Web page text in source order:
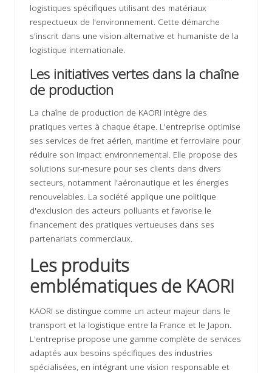
logistiques spécifiques utilisant des matériaux
respectueux de l'environnement. Cette démarche
s'inscrit dans une vision alternative et humaniste de la
logistique internationale.
Les initiatives vertes dans la chaîne
de production
La chaîne de production de KAORI intègre des
pratiques vertes à chaque étape. L'entreprise optimise
ses services de fret aérien, maritime et ferroviaire pour
réduire son impact environnemental. Elle propose des
solutions sur-mesure pour ses clients dans divers
secteurs, notamment l'aéronautique et les énergies
renouvelables. La société applique une politique
d'exclusion des acteurs polluants et favorise le
financement des pratiques vertueuses dans ses
partenariats commerciaux.
Les produits
emblématiques de KAORI
KAORI se distingue comme un acteur majeur dans le
transport et la logistique entre la France et le Japon.
L'entreprise propose une gamme complète de services
adaptés aux besoins spécifiques des industries
spécialisées, en intégrant une vision responsable et